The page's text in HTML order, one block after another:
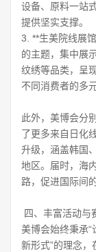
设备、原料一站
提供坚实支撑。
3. **生美院线展
的主题，集中展
纹绣等品类，呈
不同消费者的多
此外，美博会分
了更多来自日化
升级，涵盖韩国
地区。届时，海
路，促进国际间
四、丰富活动与
美博会始终秉承
新形式”的理念